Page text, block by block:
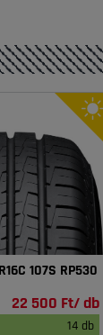
107S RP530
22 500 Ft/ db
14 db